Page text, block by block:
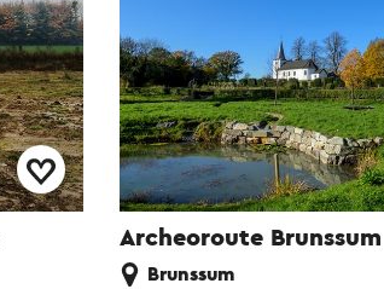
Archeoroute Brunssum
Brunssum